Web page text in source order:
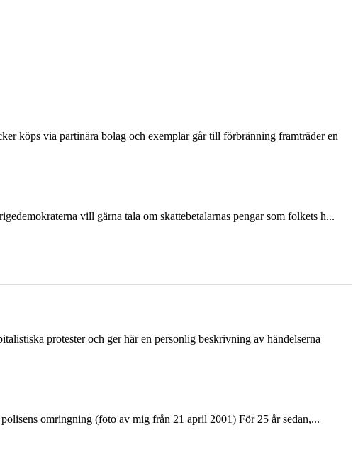
köps via partinära bolag och exemplar går till förbränning framträder en
vill gärna tala om skattebetalarnas pengar som folkets h...
protester och ger här en personlig beskrivning av händelserna
omringning (foto av mig från 21 april 2001) För 25 år sedan,...